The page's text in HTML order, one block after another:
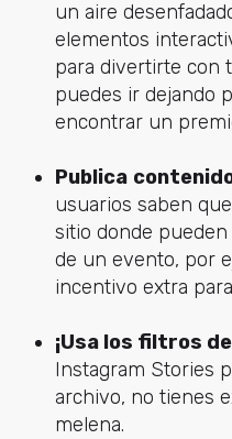
un aire
elementos
para divertirte con
puedes ir dejando
encontrar un
Publica
usuarios saben
sitio donde
de un evento, por
incentivo extra
¡Usa los filtros
Instagram Stories
archivo, no tienes
melena.